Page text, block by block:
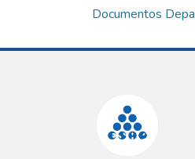
Documentos